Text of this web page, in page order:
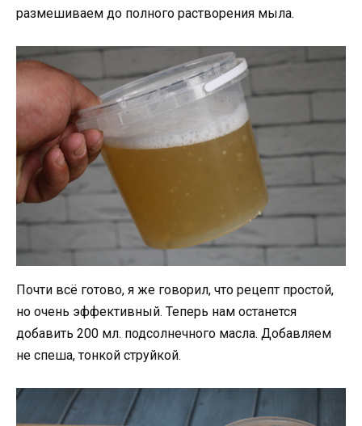
размешиваем до полного растворения мыла.
Почти всё готово, я же говорил, что рецепт простой,
но очень эффективный. Теперь нам останется
добавить 200 мл. подсолнечного масла. Добавляем
не спеша, тонкой струйкой.